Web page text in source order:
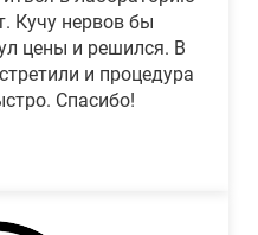
Кучу нервов бы
цены и решился. В
и процедура
Спасибо!